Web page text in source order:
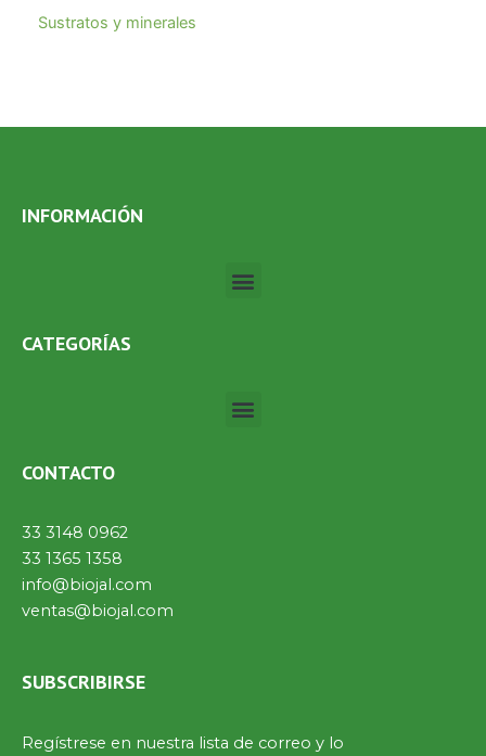
Sustratos y minerales
INFORMACIÓN
Menú
CATEGORÍAS
Menú
CONTACTO
33 3148 0962
33 1365 1358
info@biojal.com
ventas@biojal.com
SUBSCRIBIRSE
Regístrese en nuestra lista de correo y lo